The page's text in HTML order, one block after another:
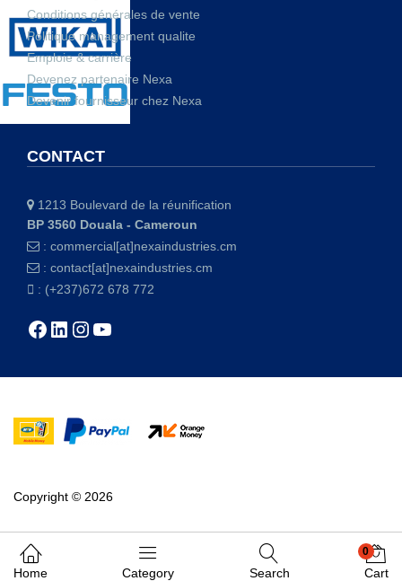
Conditions générales de vente
Politique management qualite
Emploie & carrière
Devenez partenaire Nexa
Devenir fournisseur chez Nexa
CONTACT
1213 Boulevard de la réunification
BP 3560 Douala - Cameroun
: commercial[at]nexaindustries.cm
: contact[at]nexaindustries.cm
: (+237)672 678 772
Facebook
LinkedIn
Instagram
YouTube
Copyright © 2026
Home Category Search
0
Cart